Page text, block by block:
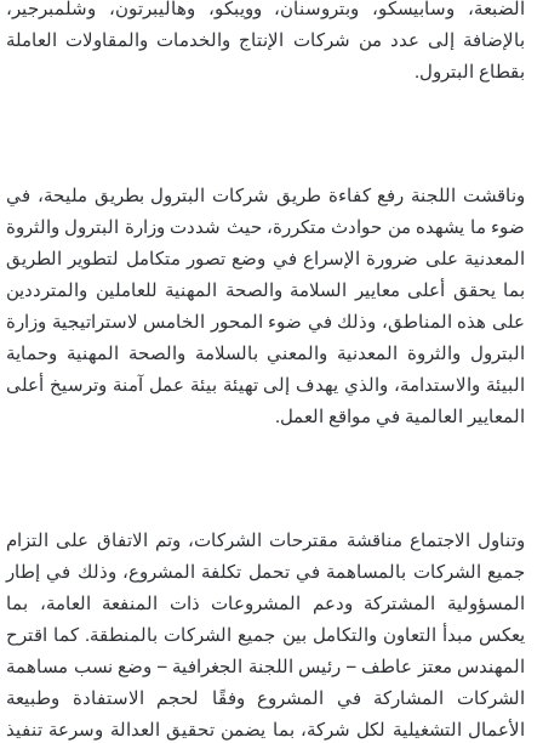
الضبعة، وسابيسكو، وبتروسنان، وويبكو، وهاليبرتون، وشلمبرجير،
بالإضافة إلى عدد من شركات الإنتاج والخدمات والمقاولات العاملة
بقطاع البترول.
وناقشت اللجنة رفع كفاءة طريق شركات البترول بطريق مليحة، في
ضوء ما يشهده من حوادث متكررة، حيث شددت وزارة البترول والثروة
المعدنية على ضرورة الإسراع في وضع تصور متكامل لتطوير الطريق
بما يحقق أعلى معايير السلامة والصحة المهنية للعاملين والمترددين
على هذه المناطق، وذلك في ضوء المحور الخامس لاستراتيجية وزارة
البترول والثروة المعدنية والمعني بالسلامة والصحة المهنية وحماية
البيئة والاستدامة، والذي يهدف إلى تهيئة بيئة عمل آمنة وترسيخ أعلى
المعايير العالمية في مواقع العمل.
وتناول الاجتماع مناقشة مقترحات الشركات، وتم الاتفاق على التزام
جميع الشركات بالمساهمة في تحمل تكلفة المشروع، وذلك في إطار
المسؤولية المشتركة ودعم المشروعات ذات المنفعة العامة، بما
يعكس مبدأ التعاون والتكامل بين جميع الشركات بالمنطقة. كما اقترح
المهندس معتز عاطف – رئيس اللجنة الجغرافية – وضع نسب مساهمة
الشركات المشاركة في المشروع وفقًا لحجم الاستفادة وطبيعة
الأعمال التشغيلية لكل شركة، بما يضمن تحقيق العدالة وسرعة تنفيذ